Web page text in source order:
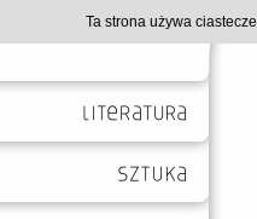
Ta strona używa